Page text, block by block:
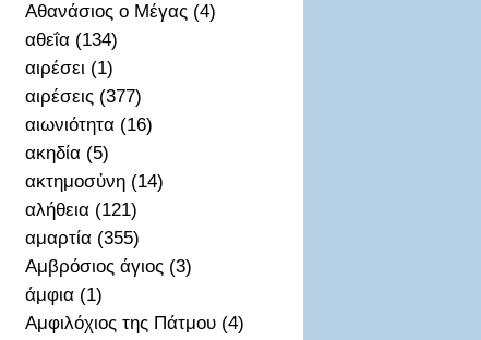
Αθανάσιος ο Μέγας (4)
αθεΐα (134)
αιρέσει (1)
αιρέσεις (377)
αιωνιότητα (16)
ακηδία (5)
ακτημοσὐνη (14)
αλήθεια (121)
αμαρτία (355)
Αμβρόσιος άγιος (3)
άμφια (1)
Αμφιλόχιος της Πάτμου (4)